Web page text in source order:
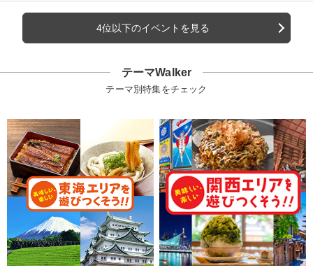
4位以下のイベントを見る
テーマWalker
テーマ別特集をチェック